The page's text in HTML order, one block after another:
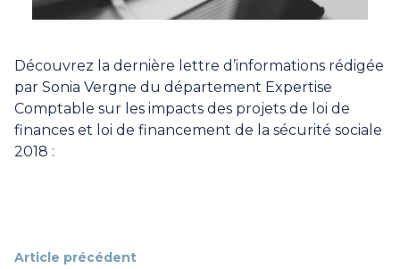
Découvrez la dernière lettre d’informations rédigée
par Sonia Vergne du département Expertise
Comptable sur les impacts des projets de loi de
finances et loi de financement de la sécurité sociale
2018 :
Article précédent